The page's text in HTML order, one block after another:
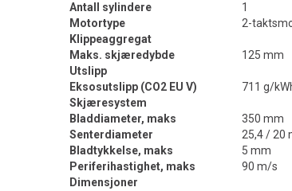
Antall sylindere
1
Motortype
2-
Klippeaggregat
Maks. skjæredybde
125 mm
Utslipp
Eksosutslipp (CO2 EU V)
711 g/
Skjæresystem
Bladdiameter, maks
350 mm
Senterdiameter
25,4 / 20
Bladtykkelse, maks
5 mm
Periferihastighet, maks
90 m/s
Dimensjoner